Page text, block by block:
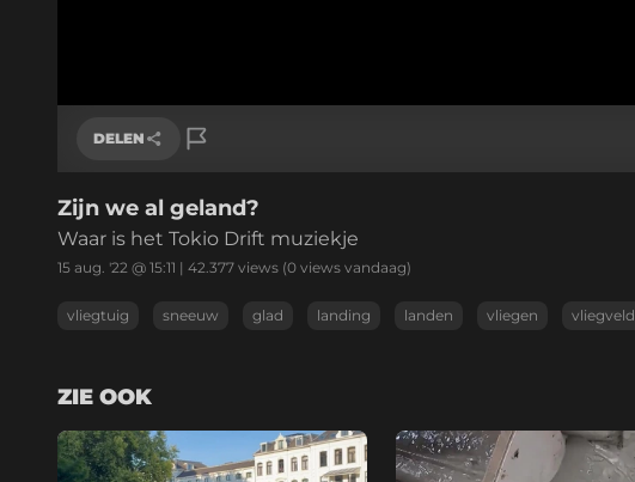
DELEN
Link kopiëren
Zijn we al geland?
Waar is het Tokio Drift muziekje
15 aug. '22 @ 15:11 | 42.377 views (0 views vandaag)
vliegtuig sneeuw glad landing landen vliegen vliegveld
ZIE OOK